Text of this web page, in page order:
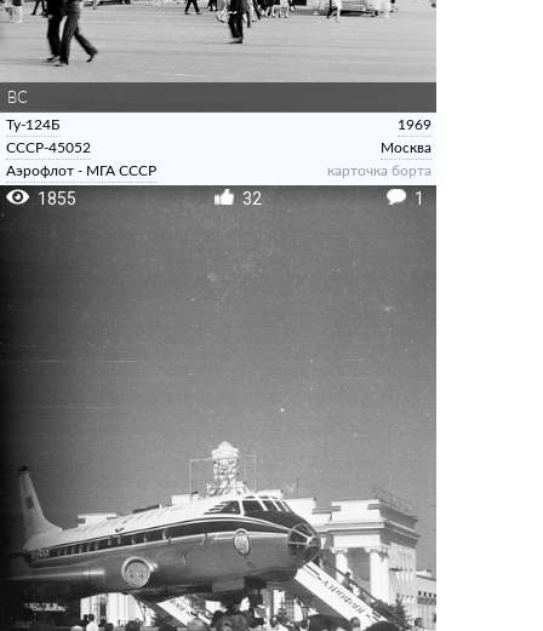
ВС
Ту-124Б
СССР-45052
Аэрофлот - МГА СССР
1969
Москва
карточка борта
1855 32 1